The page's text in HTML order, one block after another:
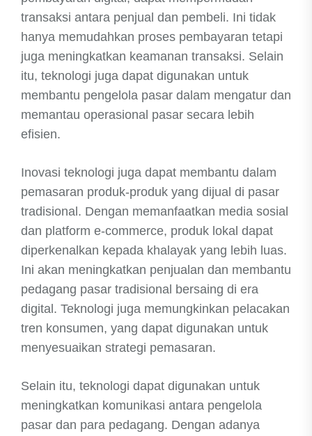
transaksi antara penjual dan pembeli. Ini tidak
hanya memudahkan proses pembayaran tetapi
juga meningkatkan keamanan transaksi. Selain
itu, teknologi juga dapat digunakan untuk
membantu pengelola pasar dalam mengatur dan
memantau operasional pasar secara lebih
efisien.
Inovasi teknologi juga dapat membantu dalam
pemasaran produk-produk yang dijual di pasar
tradisional. Dengan memanfaatkan media sosial
dan platform e-commerce, produk lokal dapat
diperkenalkan kepada khalayak yang lebih luas.
Ini akan meningkatkan penjualan dan membantu
pedagang pasar tradisional bersaing di era
digital. Teknologi juga memungkinkan pelacakan
tren konsumen, yang dapat digunakan untuk
menyesuaikan strategi pemasaran.
Selain itu, teknologi dapat digunakan untuk
meningkatkan komunikasi antara pengelola
pasar dan para pedagang. Dengan adanya